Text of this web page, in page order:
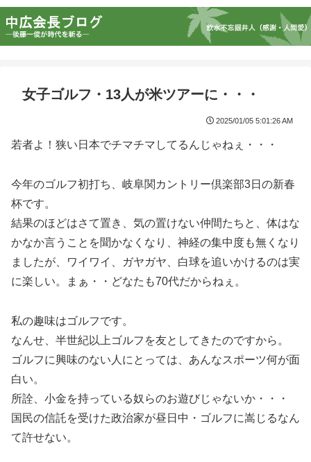
女子ゴルフ・13人が米ツアーに・・・
2025/01/05 5:01:26 AM
若者よ！狭い日本でチマチマしてるんじゃねぇ・・・
今年のゴルフ初打ち、岐阜関カントリー倶楽部3日の新春
杯です。
結果のほどはさて置き、気の置けない仲間たちと、体はな
かなか言うことを聞かなくなり、神経の集中度も無くなり
ましたが、ワイワイ、ガヤガヤ、白球を追いかけるのは実
に楽しい。まぁ・・どなたも70代だからねぇ。
私の趣味はゴルフです。
なんせ、半世紀以上ゴルフを友としてきたのですから。
ゴルフに興味のない人にとっては、あんなスポーツ何が面
白い。
所詮、小金を持っている奴らのお遊びじゃないか・・・
国民の信託を受けた政治家が昼日中・ゴルフに嵩じるなん
て許せない。